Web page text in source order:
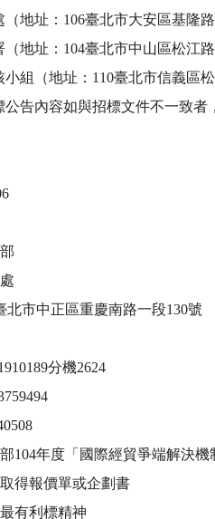
（地址：106臺北市大安區基隆
（地址：104臺北市中山區松江
小組（地址：110臺北市信義區
告內容如與招標文件不一致者
北市中正區重慶南路一段130號
分機2624
104年度「國際經貿爭端解決
得報價單或企劃書
有利標精神